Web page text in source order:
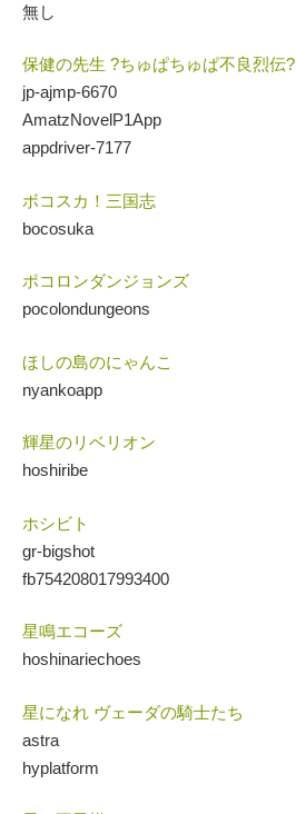
無し
保健の先生 ?ちゅぱちゅぱ不良烈伝?
jp-ajmp-6670
AmatzNovelP1App
appdriver-7177
ボコスカ！三国志
bocosuka
ポコロンダンジョンズ
pocolondungeons
ほしの島のにゃんこ
nyankoapp
輝星のリベリオン
hoshiribe
ホシビト
gr-bigshot
fb754208017993400
星鳴エコーズ
hoshinariechoes
星になれ ヴェーダの騎士たち
astra
hyplatform